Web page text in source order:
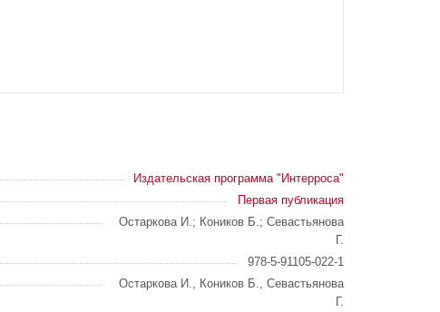
Издательская программа "Интерроса"
Первая публикация
Остаркова И.; Коников Б.; Севастьянова
Г.
978-5-91105-022-1
Остаркова И., Коников Б., Севастьянова
Г.